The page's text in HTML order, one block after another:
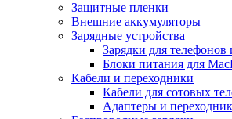
Защитные пленки
Внешние аккумуляторы
Зарядные устройства
Зарядки для
Блоки питания для
Кабели и переходники
Кабели для сотовых
Адаптеры и